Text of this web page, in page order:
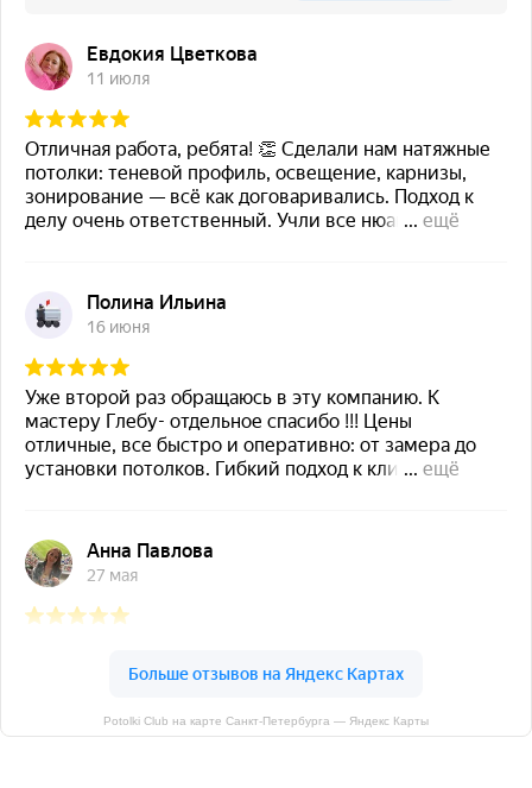
Potolki Club на карте Санкт‑Петербурга — Яндекс Карты